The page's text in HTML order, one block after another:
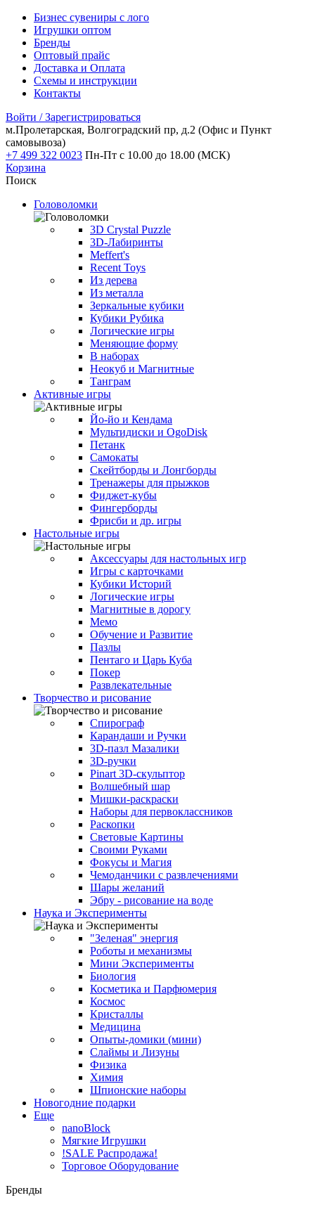
Бизнес сувениры с лого
Игрушки оптом
Бренды
Оптовый прайс
Доставка и Оплата
Схемы и инструкции
Контакты
Войти / Зарегистрироваться
м.Пролетарская, Волгоградский пр, д.2 (Офис и Пункт
самовывоза)
+7 499 322 0023 Пн-Пт с 10.00 до 18.00 (МСК)
Корзина
Поиск
Головоломки
3D Crystal Puzzle
3D-Лабиринты
Meffert's
Recent Toys
Из дерева
Из металла
Зеркальные кубики
Кубики Рубика
Логические игры
Меняющие форму
В наборах
Неокуб и Магнитные
Танграм
Активные игры
Йо-йо и Кендама
Мультидиски и OgoDisk
Петанк
Самокаты
Скейтборды и Лонгборды
Тренажеры для прыжков
Фиджет-кубы
Фингерборды
Фрисби и др. игры
Настольные игры
Аксессуары для настольных игр
Игры с карточками
Кубики Историй
Логические игры
Магнитные в дорогу
Мемо
Обучение и Развитие
Пазлы
Пентаго и Царь Куба
Покер
Развлекательные
Творчество и рисование
Спирограф
Карандаши и Ручки
3D-пазл Мазалики
3D-ручки
Pinart 3D-скульптор
Волшебный шар
Мишки-раскраски
Наборы для первоклассников
Раскопки
Световые Картины
Своими Руками
Фокусы и Магия
Чемоданчики с развлечениями
Шары желаний
Эбру - рисование на воде
Наука и Эксперименты
"Зеленая" энергия
Роботы и механизмы
Мини Эксперименты
Биология
Косметика и Парфюмерия
Космос
Кристаллы
Медицина
Опыты-домики (мини)
Слаймы и Лизуны
Физика
Химия
Шпионские наборы
Новогодние подарки
Еще
nanoBlock
Мягкие Игрушки
!SALE Распродажа!
Торговое Оборудование
Бренды